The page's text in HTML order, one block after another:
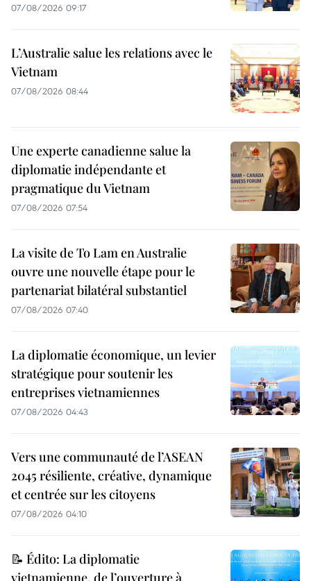
07/08/2026 09:17
L’Australie salue les relations avec le
Vietnam
07/08/2026 08:44
Une experte canadienne salue la
diplomatie indépendante et
pragmatique du Vietnam
07/08/2026 07:54
La visite de To Lam en Australie
ouvre une nouvelle étape pour le
partenariat bilatéral substantiel
07/08/2026 07:40
La diplomatie économique, un levier
stratégique pour soutenir les
entreprises vietnamiennes
07/08/2026 04:43
Vers une communauté de l’ASEAN
2045 résiliente, créative, dynamique
et centrée sur les citoyens
07/08/2026 04:10
📝 Édito: La diplomatie
vietnamienne, de l’ouverture à